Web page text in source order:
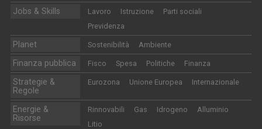
Jobs & Skills Lavoro Istruzione
Parti sociali
Previdenza
Planet Sostenibilità Ambiente
Finanza pubblica Fisco Spesa Politiche Finanza
Strategie &
Regole
Eurozona Unione Europea Internazionale
Energie &
Risorse
Rinnovabili Gas Idrogeno
Alluminio
Litio